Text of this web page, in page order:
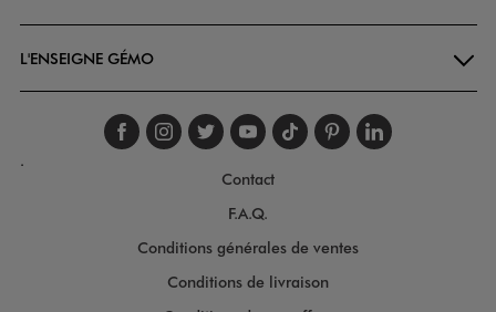
L'ENSEIGNE GÉMO
Suivez-nous sur
Suivez-nous sur
Suivez-nous sur
Suivez-nous
Suivez-nous
Suivez-
.
Contact
F.A.Q.
Conditions générales de ventes
Conditions de livraison